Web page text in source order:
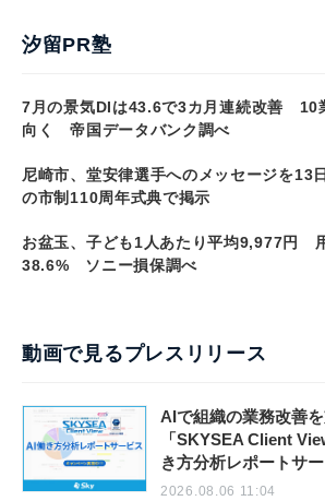
汐留PR塾
7月の景気DIは43.6で3カ月連続改善 10
向く 帝国データバンク調べ
尼崎市、堂安律選手へのメッセージを13
の市制110周年式典で掲示
お盆玉、子ども1人あたり平均9,977円
38.6% ソニー損保調べ
動画で見るプレスリリース
AIで組織の業務改善を
「SKYSEA Client
き方分析レポートサ
2026.08.06 11:04